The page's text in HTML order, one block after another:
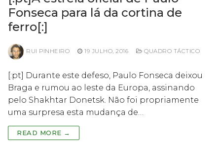
Fonseca para lá da cortina de
ferro[:]
RUI PINHEIRO 19 JULHO, 2016 QUADRO TÁCTICO
[:pt] Durante este defeso, Paulo Fonseca deixou
Braga e rumou ao leste da Europa, assinando
pelo Shakhtar Donetsk. Não foi propriamente
uma surpresa esta mudança de…
READ MORE →